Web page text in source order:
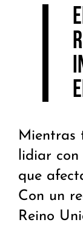
Mientras
lidiar con
que
Con un
Reino